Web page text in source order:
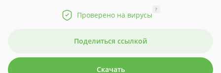
Проверено на вирусы
?
Поделиться ссылкой
Скачать